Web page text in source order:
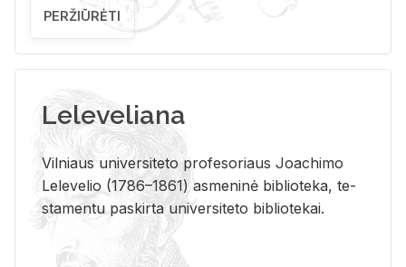
PERŽIŪRĖTI
Leleveliana
Vil­niaus uni­ver­si­te­to pro­fe­so­riaus Jo­a­chi­mo
Le­le­ve­lio (1786–1861) as­me­ni­nė bi­b­lio­te­ka, te­
sta­men­tu pa­skir­ta uni­ver­si­te­to bi­b­lio­te­kai.